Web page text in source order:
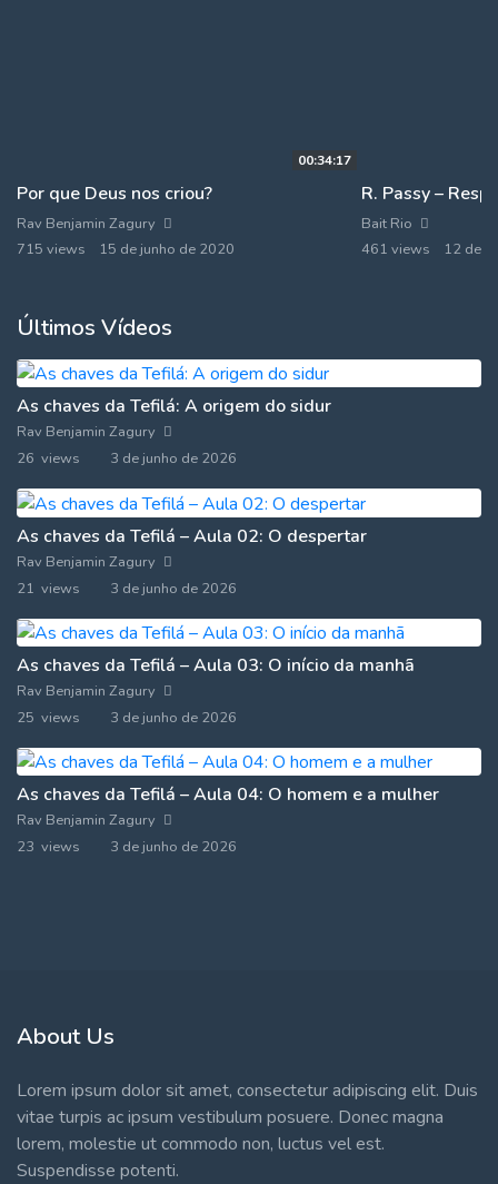
00:34:17
Por que Deus nos criou?
Rav Benjamin Zagury
715 views
15 de junho de 2020
R. Passy –
Bait Rio
461 views
12 de
Últimos Vídeos
As chaves da Tefilá: A origem do sidur
Rav Benjamin Zagury
26 views
3 de junho de 2026
As chaves da Tefilá – Aula 02: O despertar
Rav Benjamin Zagury
21 views
3 de junho de 2026
As chaves da Tefilá – Aula 03: O início da manhã
Rav Benjamin Zagury
25 views
3 de junho de 2026
As chaves da Tefilá – Aula 04: O homem e a mulher
Rav Benjamin Zagury
23 views
3 de junho de 2026
About Us
Lorem ipsum dolor sit amet, consectetur adipiscing elit. Duis
vitae turpis ac ipsum vestibulum posuere. Donec magna
lorem, molestie ut commodo non, luctus vel est.
Suspendisse potenti.